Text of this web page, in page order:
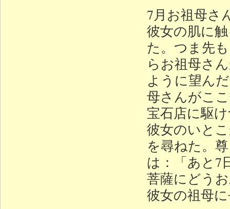
7月お祖母さ
彼女の肌に
た。つま先
らお祖母さ
ように望ん
母さんがこ
宝石店に駆
彼女のいと
を尋ねた。
は：「あと7
菩薩にどう
彼女の祖母